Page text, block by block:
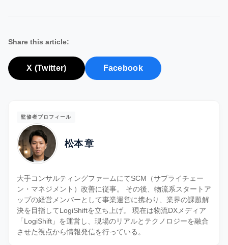
Share this article:
X (Twitter) Facebook
監修者プロフィール
松本 章
大手コンサルティングファームにてSCM（サプライチェー
ン・マネジメント）改善に従事。 その後、物流系スタートア
ップの経営メンバーとして事業運営に携わり、業界の課題解
決を目指してLogiShiftを立ち上げ。 現在は物流DXメディア
「LogiShift」を運営し、現場のリアルとテクノロジーを融合
させた視点から情報発信を行っている。